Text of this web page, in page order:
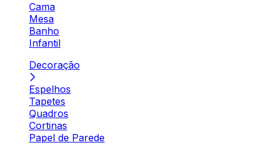
Cama
Mesa
Banho
Infantil
Decoração
Espelhos
Tapetes
Quadros
Cortinas
Papel de Parede